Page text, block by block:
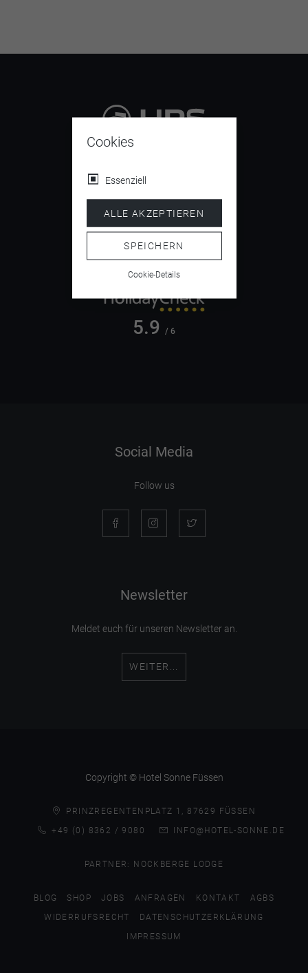
9.4
4.5
5.9 / 6
Social Media
Follow us
Newsletter
Meldet euch für unseren Newsletter an.
WEITER...
Copyright © Hotel Sonne Füssen
PRINZREGENTENPLATZ 1, 87629 FÜSSEN
+49 (0) 8362 / 9080
INFO@HOTEL-SONNE.DE
PARTNER: NOCKBERGE LODGE
BLOG SHOP JOBS ANFRAGEN KONTAKT
AGBS
WIDERRUFSRECHT
DATENSCHUTZERKLÄRUNG
IMPRESSUM
Cookies
Essenziell
ALLE AKZEPTIEREN
SPEICHERN
Cookie-Details